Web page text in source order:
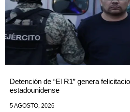
Detención de “El R1” genera
estadounidense
5 AGOSTO, 2026